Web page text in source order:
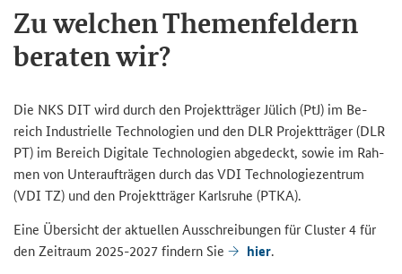
Zu wel­chen The­men­fel­dern
be­ra­ten wir?
Die NKS DIT wird durch den Pro­jekt­trä­ger Jü­lich (PtJ) im Be­
reich In­dus­tri­el­le Tech­no­lo­gien und den DLR Pro­jekt­trä­ger (DLR
PT) im Be­reich Di­gi­ta­le Tech­no­lo­gien ab­ge­deckt, sowie im Rah­
men von Un­ter­auf­trä­gen durch das VDI Tech­no­lo­gie­zen­trum
(VDI TZ) und den Pro­jekt­trä­ger Karls­ru­he (PTKA).
Eine Über­sicht der ak­tu­el­len Aus­schrei­bun­gen für Clus­ter 4 für
den Zeit­raum 2025-​2027 fin­dern Sie
hier.